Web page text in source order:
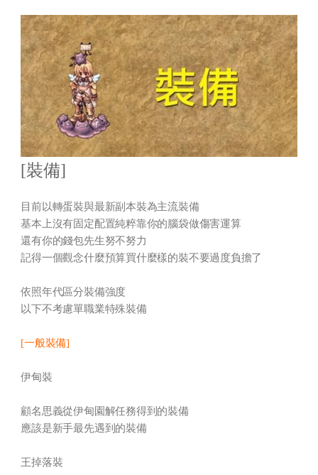
[裝備]
目前以轉蛋裝與最新副本裝為主流裝備
基本上沒有固定配置純粹靠你的腦袋做傷害運算
還有你的錢包先生努不努力
記得一個觀念什麼預算買什麼樣的裝不要過度負擔了
依照年代區分裝備強度
以下不考慮單職業特殊裝備
[一般裝備]
伊甸裝
顧名思義從伊甸園解任務得到的裝備
應該是新手最先遇到的裝備
王掉落裝